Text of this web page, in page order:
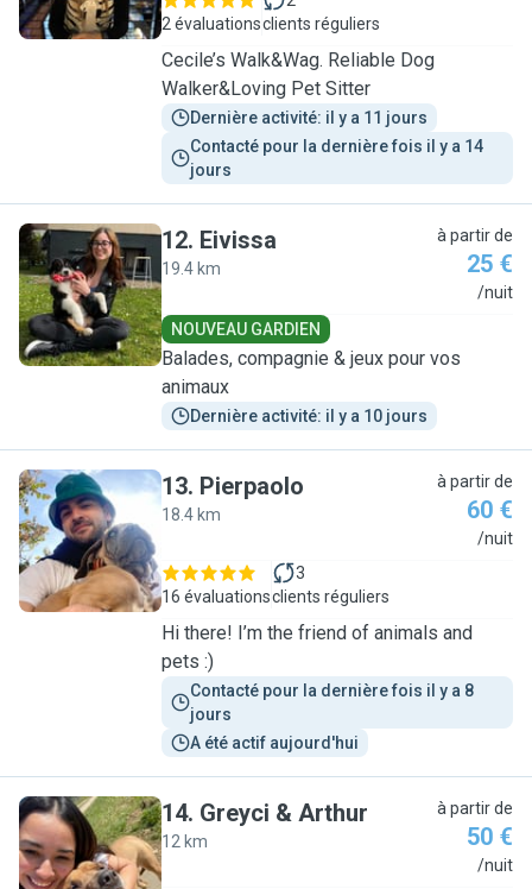
2 évaluationsclients réguliers
Cecile’s Walk&Wag. Reliable Dog
Walker&Loving Pet Sitter
Dernière activité: il y a 11 jours
Contacté pour la dernière fois il y a 14
jours
E
12. Eivissa
19.4 km
à partir de
25 €
/nuit
NOUVEAU GARDIEN
Balades, compagnie & jeux pour vos
animaux
Dernière activité: il y a 10 jours
P
13. Pierpaolo
18.4 km
à partir de
60 €
/nuit
16 évaluations
3
clients réguliers
Hi there! I’m the friend of animals and
pets :)
Contacté pour la dernière fois il y a 8
jours
A été actif aujourd'hui
G
14. Greyci & Arthur
12 km
à partir de
50 €
/nuit